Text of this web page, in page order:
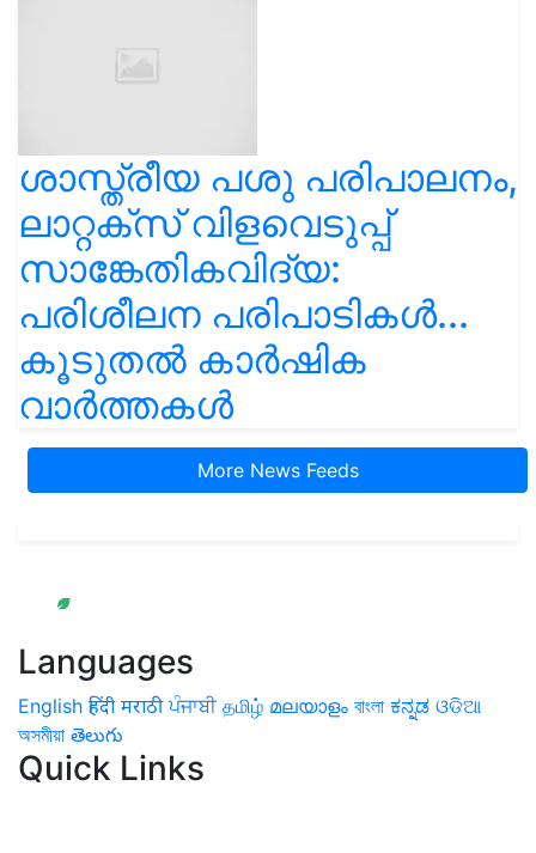
ശാസ്ത്രീയ പശു പരിപാലനം,
ലാറ്റക്സ് വിളവെടുപ്പ്
സാങ്കേതികവിദ്യ:
പരിശീലന പരിപാടികൾ...
കൂടുതൽ കാർഷിക
വാർത്തകൾ
More News Feeds
Languages
English हिंदी मराठी ਪੰਜਾਬੀ தமிழ் മലയാളം বাংলা ಕನ್ನಡ ଓଡିଆ
অসমীয়া తెలుగు
Quick Links